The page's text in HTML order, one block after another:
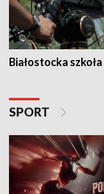
Białostocka
SPORT